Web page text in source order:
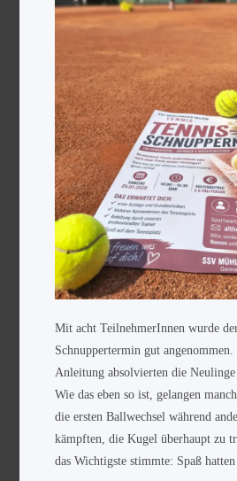
Mit acht TeilnehmerInnen wurde
Schnuppertermin gut
Anleitung absolvierten die Neulinge
Wie das eben so ist, gelangen
die ersten Ballwechsel während
kämpften, die Kugel überhaupt zu
das Wichtigste stimmte: Spaß